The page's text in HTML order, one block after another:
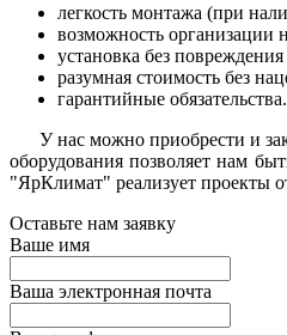
легкость монтажа (при
возможность организации
установка без
разумная стоимость без
гарантийные обязательства.
У нас можно приобрести и
оборудования позволяет нам
"ЯрКлимат" реализует проекты
Оставьте нам заявку
Ваше имя
Ваша электронная почта